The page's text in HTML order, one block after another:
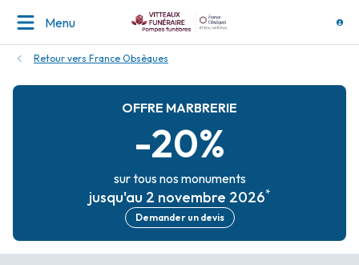
Menu
Retour vers France Obsèques
OFFRE MARBRERIE
-20%
sur tous nos monuments
jusqu'au 2 novembre 2026*
Demander un devis